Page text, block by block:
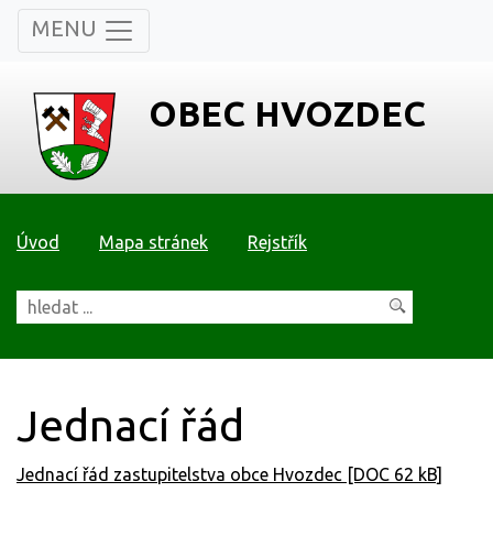
MENU
OBEC HVOZDEC
Úvod Mapa stránek Rejstřík
Jednací řád
Jednací řád zastupitelstva obce Hvozdec [DOC 62 kB]